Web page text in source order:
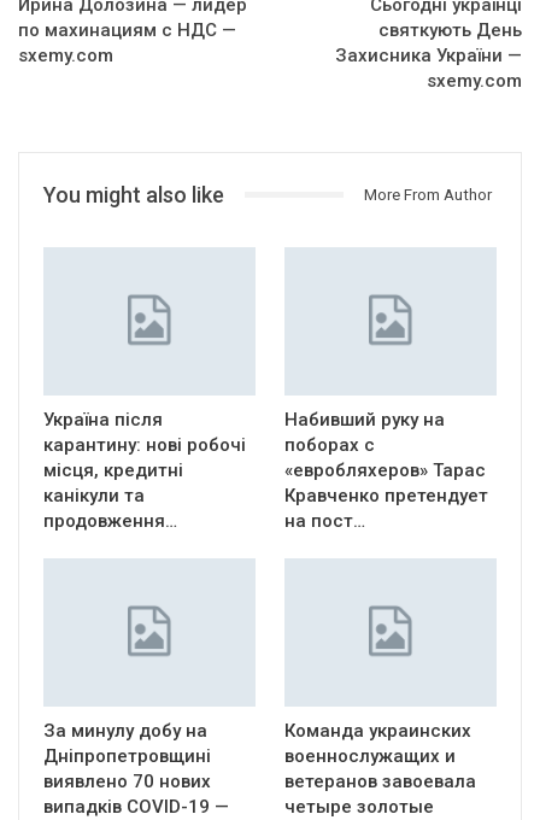
Ирина Долозина — лидер
по махинациям с НДС —
sxemy.com
Сьогодні українці
святкують День
Захисника України —
sxemy.com
You might also like More From Author
Україна після
карантину: нові робочі
місця, кредитні
канікули та
продовження…
Набивший руку на
поборах с
«евробляхеров» Тарас
Кравченко претендует
на пост…
За минулу добу на
Дніпропетровщині
виявлено 70 нових
випадків COVID-19 —
Команда украинских
военнослужащих и
ветеранов завоевала
четыре золотые